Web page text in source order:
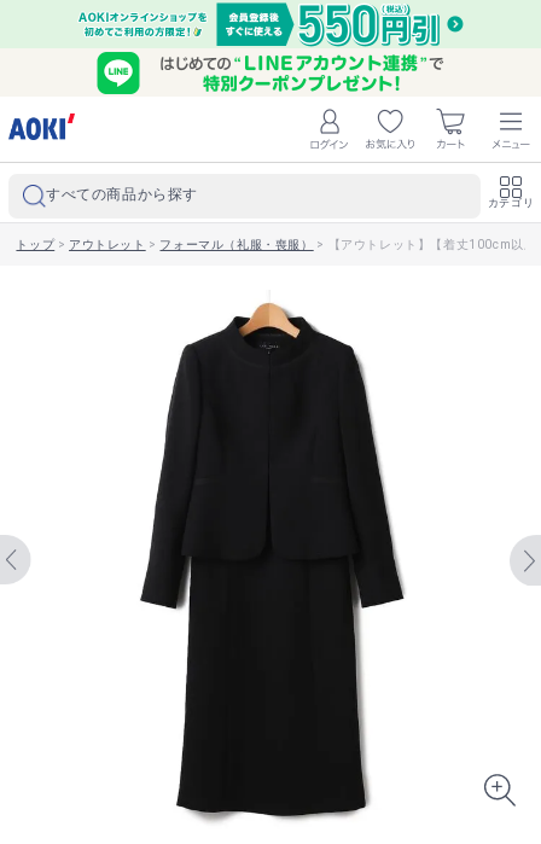
すべての商品から探す カテゴリ
トップ> アウトレット > フォーマル（礼服・喪服） > 【アウトレット】【着丈100cm以